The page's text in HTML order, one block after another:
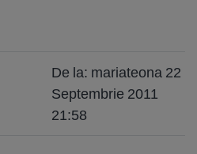
De la: mariateona 22
Septembrie 2011
21:58